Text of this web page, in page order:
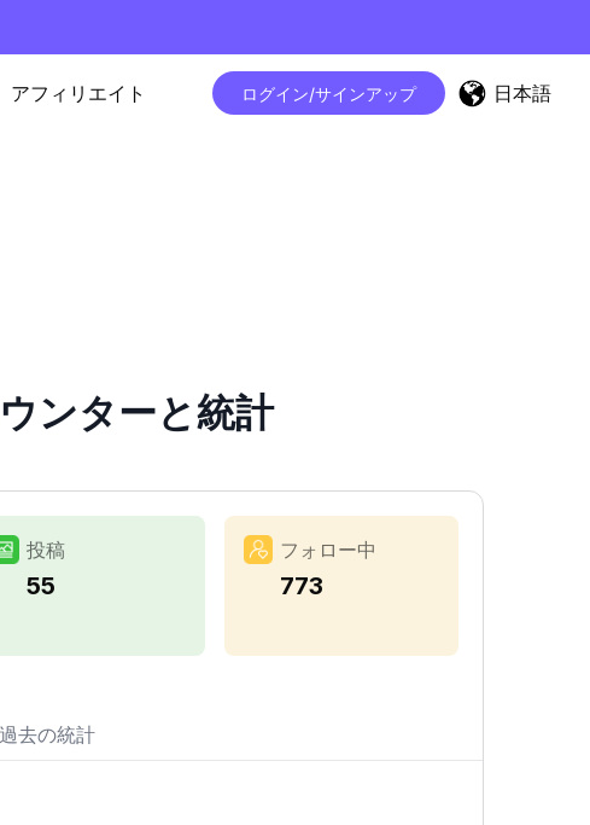
アフィリエイト ログイン/サインアップ 日本語
ンターと統計
投稿
55
フォロー中
773
過去の統計